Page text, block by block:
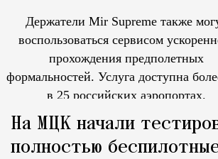
Держатели Mir Supreme также
воспользоваться сервисом
прохождения предполетных
формальностей. Услуга доступна
в 25 российских аэропортах.
На МЦК начали
полностью